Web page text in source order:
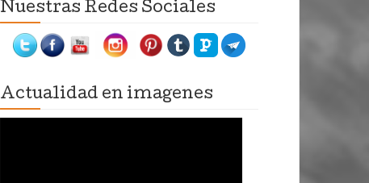
Nuestras Redes Sociales
Actualidad en imagenes